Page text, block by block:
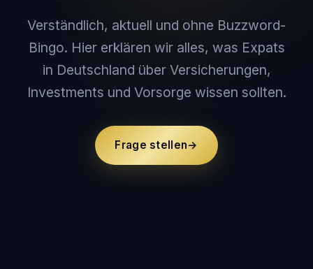
Verständlich, aktuell und ohne Buzzword-
Bingo. Hier erklären wir alles, was Expats
in Deutschland über Versicherungen,
Investments und Vorsorge wissen sollten.
Frage stellen→